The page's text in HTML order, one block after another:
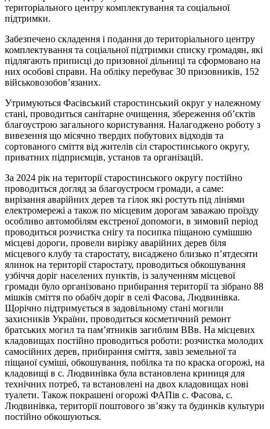
територіального центру комплектування та соціальної
підтримки.
Забезпечено складення і подання до територіального центру
комплектування та соціальної підтримки списку громадян, які
підлягають приписці до призовної дільниці та сформовано на
них особові справи. На обліку перебуває 30 призовників, 152
військовозобов’язаних.
Утримуються Фасівський старостинський округ у належному
стані, проводиться санітарне очищення, збереження об’єктів
благоустрою загального користування. Налагоджено роботу з
вивезення що місячно твердих побутових відходів та
сортованого сміття від жителів сіл старостинського округу,
приватних підприємців, установ та організацій.
За 2024 рік на території старостинського округу постійно
проводиться догляд за благоустроєм громади, а саме:
вирізання аварійних дерев та гілок які ростуть під лініями
електромережі а також по місцевим дорогам заважаю проїзду
особливо автомобілям екстреної допомоги, в зимовий період
проводиться розчистка снігу та посипка піщаною сумішшю
місцеві дороги, провели вирізку аварійних дерев біля
місцевого клубу та старостату, висаджено близько п’ятдесяти
ялинок на території старостату, проводиться обкошування
узбіччя доріг населених пунктів, із залученням місцевої
громади було організовано прибирання території та зібрано 88
мішків сміття по обабіч доріг в селі Фасова, Людвинівка.
Щорічно підтримується в задовільному стані могили
захисників України, проводиться косметичний ремонт
братських могил та пам’ятників загиблим ВВв. На місцевих
кладовищах постійно проводиться роботи: розчистка молодих
самосійних дерев, прибирання сміття, завіз земельної та
піщаної суміші, обкошування, побілка та по краска огорожі, на
кладовищі в с. Людвинівка була встановлена криниця для
технічних потреб, та встановлені на двох кладовищах нові
туалети. Також покрашені огорожі ФАПів с. Фасова, с.
Людвинівка, території поштового зв’язку та будинків культури
постійно обкошуються.